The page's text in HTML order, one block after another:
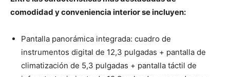
comodidad y conveniencia interior se incluyen:
Pantalla panorámica integrada: cuadro de
instrumentos digital de 12,3 pulgadas + pantalla de
climatización de 5,3 pulgadas + pantalla táctil de